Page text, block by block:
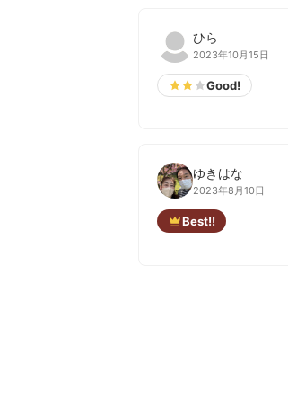
ひら
2023年10月15日
Good!
ゆきはな
2023年8月10日
Best!!